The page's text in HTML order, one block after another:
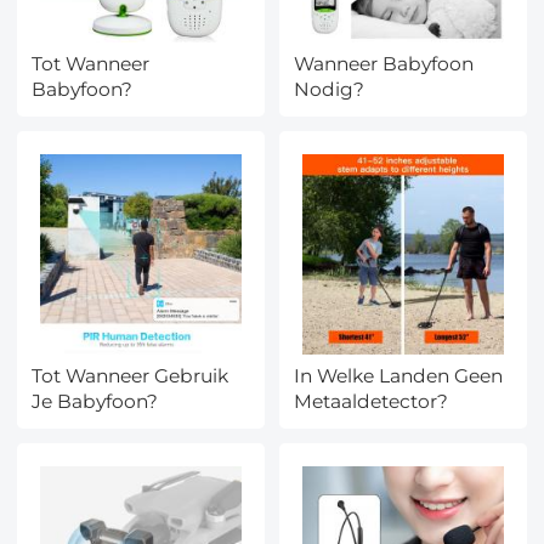
Tot Wanneer
Babyfoon?
Wanneer Babyfoon
Nodig?
Tot Wanneer Gebruik
Je Babyfoon?
In Welke Landen Geen
Metaaldetector?